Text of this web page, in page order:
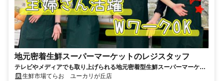
地元密着生鮮スーパーマーケットのレジスタッフ
テレビやメディアでも取り上げられる地元密着型生鮮スーパーマーケッ
ト！生鮮市場てらお ユーカリが丘店